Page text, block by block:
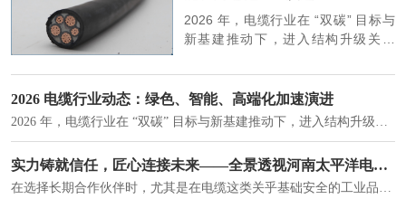
2026 年，电缆行业在 “双碳” 目标与
新基建推动下，进入结构升级关键
大清晰趋势，市场格局持续优化。
2026 电缆行业动态：绿色、智能、高端化加速演进
实力铸就信任，匠心连接未来——全景透视河南太平洋电缆厂
在选择长期合作伙伴时，尤其是在电缆这类关乎基础安全的工业品上，供应商的“内在实力”远比一纸报价单更重要。今天，我们邀请您“云参观”河南太平洋电缆厂，透过每一个细节，看我们如何将“可靠”二字，铸入每一米电缆。